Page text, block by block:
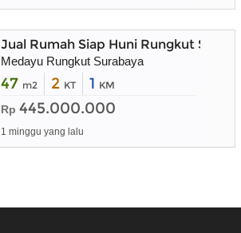
Jual Rumah Siap Huni Rungkut
Medayu Rungkut Surabaya
47 m2 2 KT 1 KM
Rp 445.000.000
1 minggu yang lalu